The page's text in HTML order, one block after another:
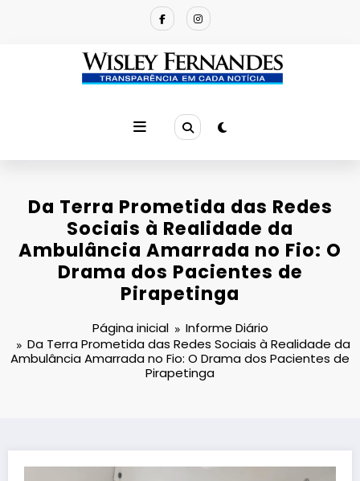
Da Terra Prometida das Redes
Sociais à Realidade da
Ambulância Amarrada no Fio: O
Drama dos Pacientes de
Pirapetinga
Página inicial
Informe Diário
Da Terra Prometida das Redes Sociais à Realidade da
Ambulância Amarrada no Fio: O Drama dos Pacientes de
Pirapetinga